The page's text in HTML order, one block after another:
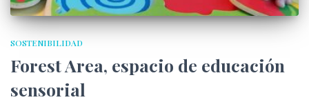
SOSTENIBILIDAD
Forest Area, espacio de educación
sensorial